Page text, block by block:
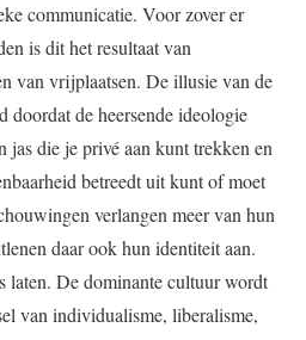
communicatie. Voor zover er
is dit het resultaat van
van vrijplaatsen. De illusie van de
de heersende ideologie
jas die je privé aan kunt trekken en
betreedt uit kunt of moet
verlangen meer van hun
daar ook hun identiteit aan.
laten. De dominante cultuur wordt
van individualisme, liberalisme,